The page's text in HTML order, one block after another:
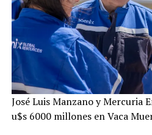
José Luis Manzano y Mercuria
u$s 6000 millones en Vaca